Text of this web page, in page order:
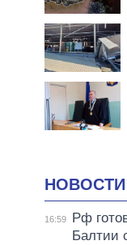
НОВОСТИ
16:59
Рф
Балтии